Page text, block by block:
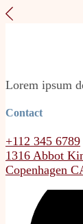
Lorem ipsum
Contact
+112 345 6789
1316 Abbot
Copenhagen